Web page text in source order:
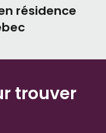
résidence
trouver